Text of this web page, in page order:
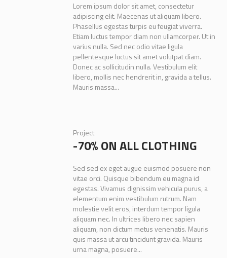
Lorem ipsum dolor sit amet, consectetur
adipiscing elit. Maecenas ut aliquam libero.
Phasellus egestas turpis eu feugiat viverra.
Etiam luctus tempor diam non ullamcorper. Ut in
varius nulla. Sed nec odio vitae ligula
pellentesque luctus sit amet volutpat diam.
Donec ac sollicitudin nulla. Vestibulum elit
libero, mollis nec hendrerit in, gravida a tellus.
Mauris massa...
Project
-70% ON ALL CLOTHING
Sed sed ex eget augue euismod posuere non
vitae orci. Quisque bibendum eu magna id
egestas. Vivamus dignissim vehicula purus, a
elementum enim vestibulum rutrum. Nam
molestie velit eros, interdum tempor ligula
aliquam nec. In ultrices libero nec sapien
aliquam, non dictum metus venenatis. Mauris
quis massa ut arcu tincidunt gravida. Mauris
urna magna, posuere...